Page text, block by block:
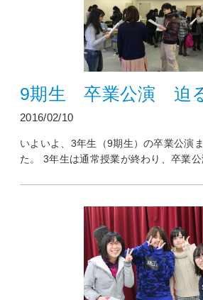
9期生 卒業公演 迫
2016/02/10
いよいよ、3年生（9期生）の卒業公演
た。 3年生は通常授業が終わり、卒業